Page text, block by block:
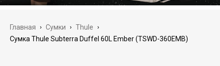
Главная › Сумки › Thule ›
Сумка Thule Subterra Duffel 60L Ember (TSWD-360EMB)